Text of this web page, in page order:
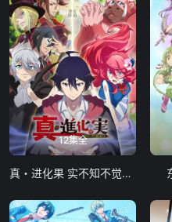
12集全
真・进化果 实不知不觉踏上胜利的人生